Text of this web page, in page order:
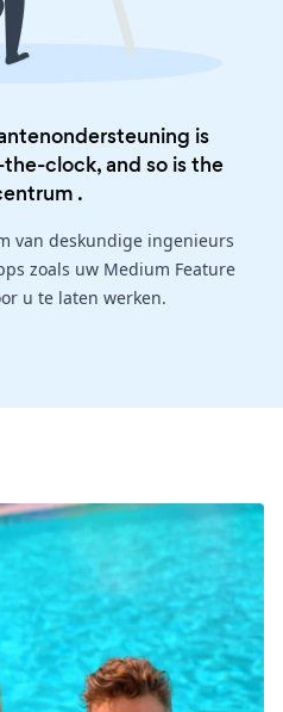
is
clock, and so is the
.
van deskundige ingenieurs
zoals uw Medium Feature
u te laten werken.